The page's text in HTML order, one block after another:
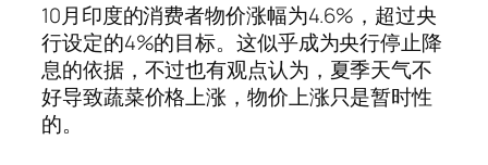
10月印度的消费者物价涨幅为4.6%，超过央
行设定的4%的目标。这似乎成为央行停止降
息的依据，不过也有观点认为，夏季天气不
好导致蔬菜价格上涨，物价上涨只是暂时性
的。